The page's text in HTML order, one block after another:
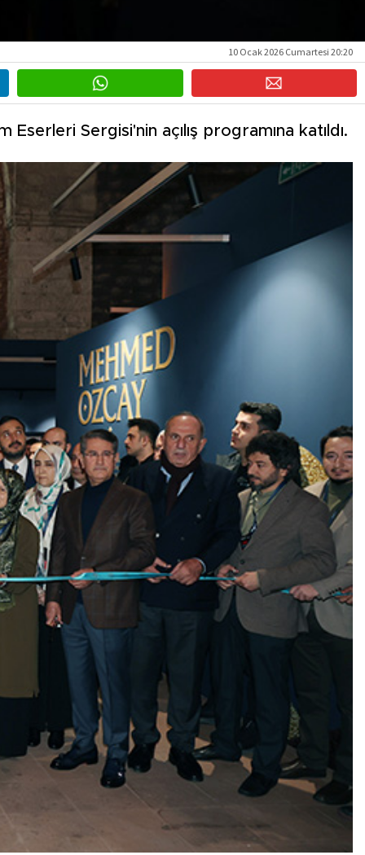
10 Ocak 2026 Cumartesi 20:20
Eserleri Sergisi'nin açılış programına katıldı.